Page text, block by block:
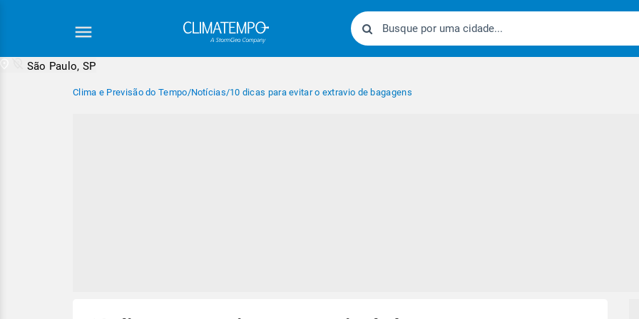
São Paulo, SP
Clima e Previsão do Tempo/Notícias/10 dicas para evitar o extravio de bagagens